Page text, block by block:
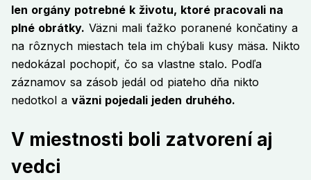
len orgány potrebné k životu, ktoré pracovali na
plné obrátky. Väzni mali ťažko poranené končatiny a
na rôznych miestach tela im chýbali kusy mäsa. Nikto
nedokázal pochopiť, čo sa vlastne stalo. Podľa
záznamov sa zásob jedál od piateho dňa nikto
nedotkol a väzni pojedali jeden druhého.
V miestnosti boli zatvorení aj
vedci